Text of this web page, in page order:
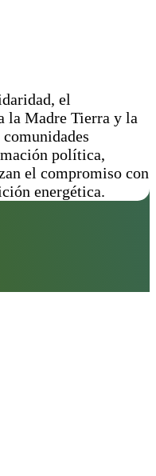
el
la Madre Tierra y la
política,
el compromiso con
energética.